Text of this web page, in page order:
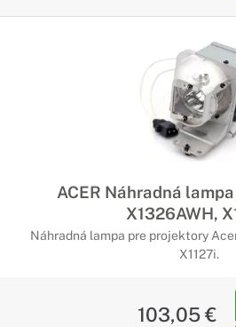
ACER Náhradná
X1326AWH,
Náhradná lampa pre projektory
X1127i.
103,05 €